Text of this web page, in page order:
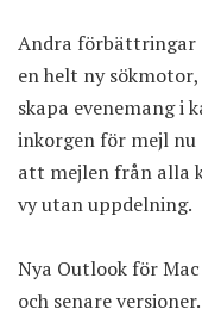
Andra förbättringar
en helt ny
skapa evenemang i
inkorgen för mejl nu
att mejlen från alla
vy utan uppdelning.
Nya Outlook för
och senare